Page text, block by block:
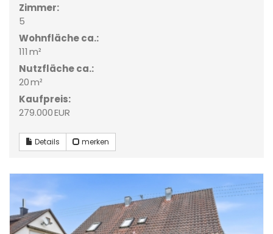
Zimmer:
5
Wohnfläche ca.:
111 m²
Nutzfläche ca.:
20 m²
Kaufpreis:
279.000 EUR
Details merken